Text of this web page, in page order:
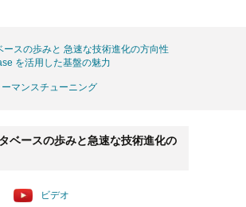
スの歩みと 急速な技術進化の方向性
を活用した基盤の魅力
マンスチューニング
ベースの歩みと急速な技術進化の
ビデオ